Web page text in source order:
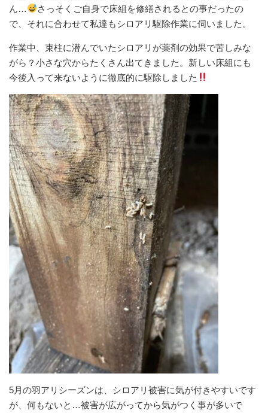
ん…
さっそくご自身で床組を修繕されるとの事だったの
で、それに合わせて私達もシロアリ駆除作業に伺いました。
作業中、束柱に潜んでいたシロアリが薬剤の効果で苦しみな
がら？小さな穴からたくさん出てきました。新しい床組にも
今後入って来ないように徹底的に駆除しました
5月の羽アリシーズンは、シロアリ被害に気が付きやすいです
が、何もないと…被害が広がってから気がつく事が多いで